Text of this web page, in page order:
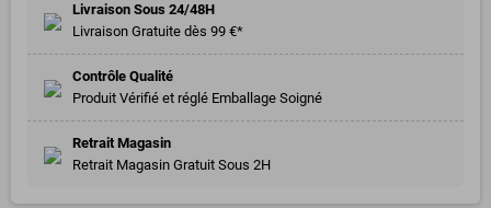
Livraison Sous 24/48H
Livraison Gratuite dès 99 €*
Contrôle Qualité
Produit Vérifié et réglé Emballage Soigné
Retrait Magasin
Retrait Magasin Gratuit Sous 2H